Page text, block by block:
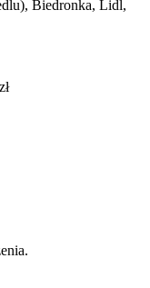
Biedronka, Lidl,